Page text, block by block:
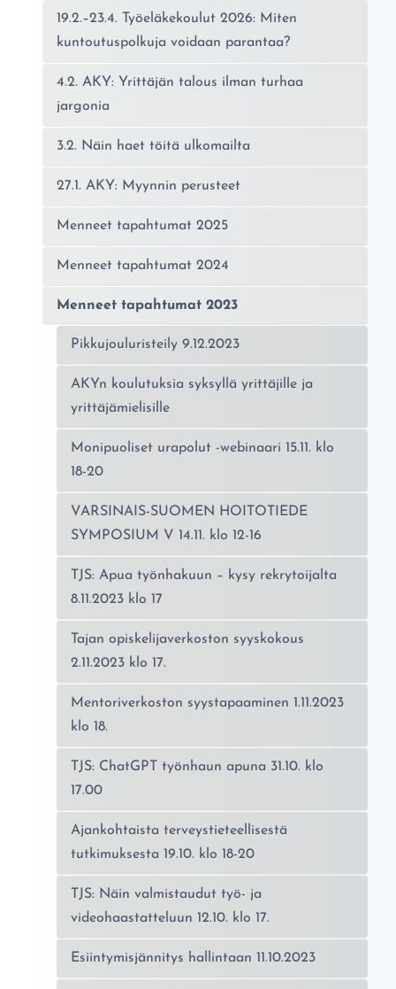
19.2.–23.4. Työeläkekoulut 2026: Miten
kuntoutuspolkuja voidaan parantaa?
4.2. AKY: Yrittäjän talous ilman turhaa
jargonia
3.2. Näin haet töitä ulkomailta
27.1. AKY: Myynnin perusteet
Menneet tapahtumat 2025
Menneet tapahtumat 2024
Menneet tapahtumat 2023
Pikkujouluristeily 9.12.2023
AKYn koulutuksia syksyllä yrittäjille ja
yrittäjämielisille
Monipuoliset urapolut -webinaari 15.11. klo
18-20
VARSINAIS-SUOMEN HOITOTIEDE
SYMPOSIUM V 14.11. klo 12-16
TJS: Apua työnhakuun – kysy rekrytoijalta
8.11.2023 klo 17
Tajan opiskelijaverkoston syyskokous
2.11.2023 klo 17.
Mentoriverkoston syystapaaminen 1.11.2023
klo 18.
TJS: ChatGPT työnhaun apuna 31.10. klo
17.00
Ajankohtaista terveystieteellisestä
tutkimuksesta 19.10. klo 18-20
TJS: Näin valmistaudut työ- ja
videohaastatteluun 12.10. klo 17.
Esiintymisjännitys hallintaan 11.10.2023